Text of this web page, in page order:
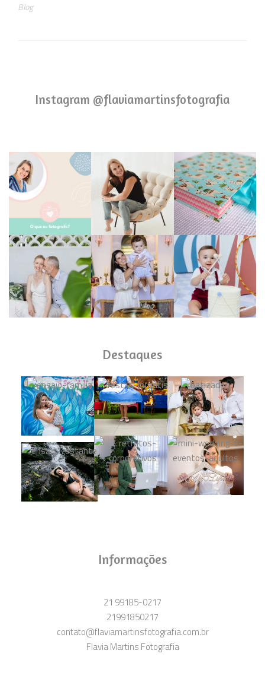
Blog
Instagram @flaviamartinsfotografia
Destaques
Informações
21 99185-0217
21991850217
contato@flaviamartinsfotografia.com.br
Flavia Martins Fotografia